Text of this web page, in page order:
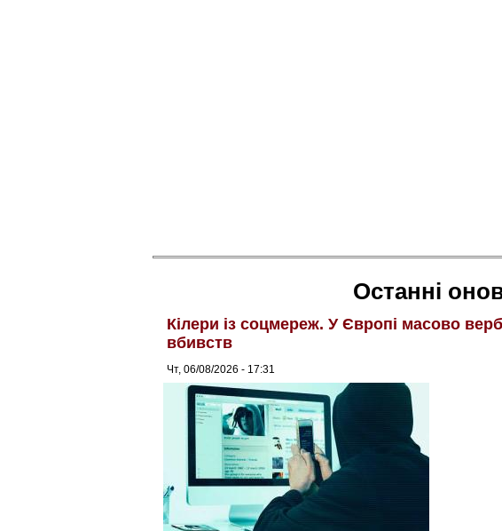
Останні
Кілери із соцмереж. У Європі масово
вбивств
Чт, 06/08/2026 - 17:31